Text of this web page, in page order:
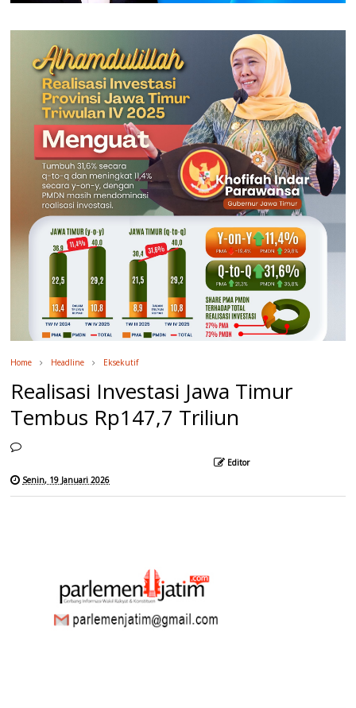
Home Headline Eksekutif
Realisasi Investasi Jawa Timur
Tembus Rp147,7 Triliun
Editor
Senin, 19 Januari 2026